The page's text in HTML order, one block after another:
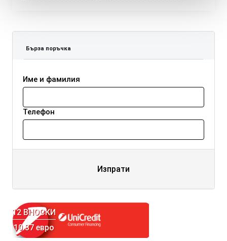
Бърза поръчка
Име и фамилия
Телефон
Изпрати
12 ВНОСКИ
10.37 евро